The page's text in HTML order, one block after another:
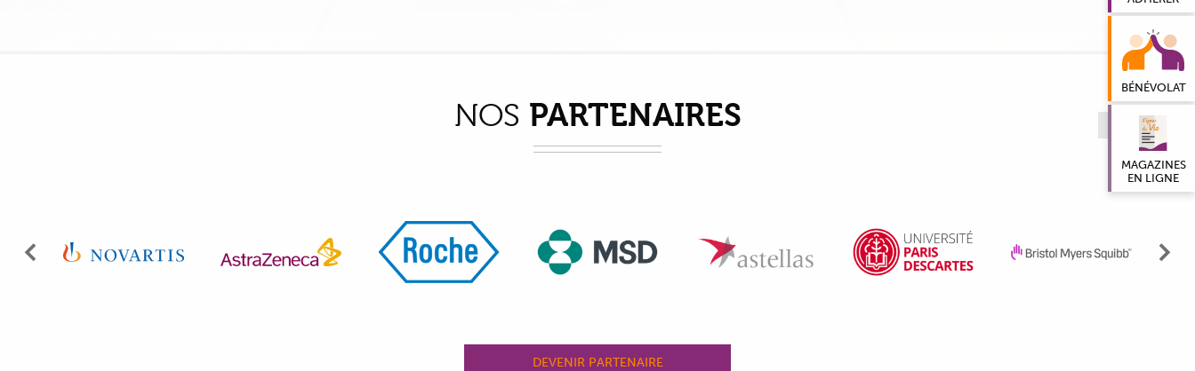
BÉNÉVOLAT
MAGAZINES
EN LIGNE
NOS PARTENAIRES VOIR TOUS
Précédent
DEVENIR PARTENAIRE